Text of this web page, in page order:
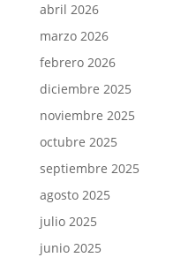
abril 2026
marzo 2026
febrero 2026
diciembre 2025
noviembre 2025
octubre 2025
septiembre 2025
agosto 2025
julio 2025
junio 2025